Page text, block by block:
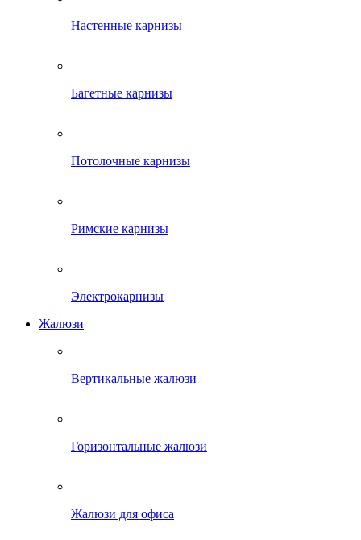
Настенные карнизы
Багетные карнизы
Потолочные карнизы
Римские карнизы
Электрокарнизы
Жалюзи
Вертикальные жалюзи
Горизонтальные жалюзи
Жалюзи для офиса